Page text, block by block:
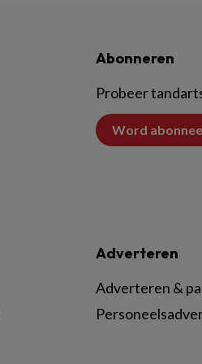
Abonneren
Probeer
Word abonnee
Adverteren
Adverteren &